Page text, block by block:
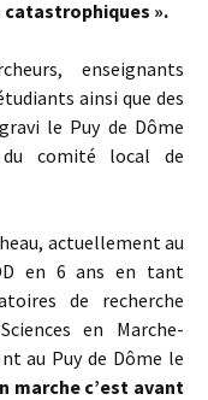
catastrophiques ».
enseignants
ainsi que des
le Puy de Dôme
comité local de
actuellement au
en 6 ans en tant
de recherche
en Marche-
au Puy de Dôme le
marche c’est avant